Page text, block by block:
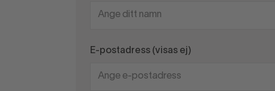
E-postadress (visas ej)